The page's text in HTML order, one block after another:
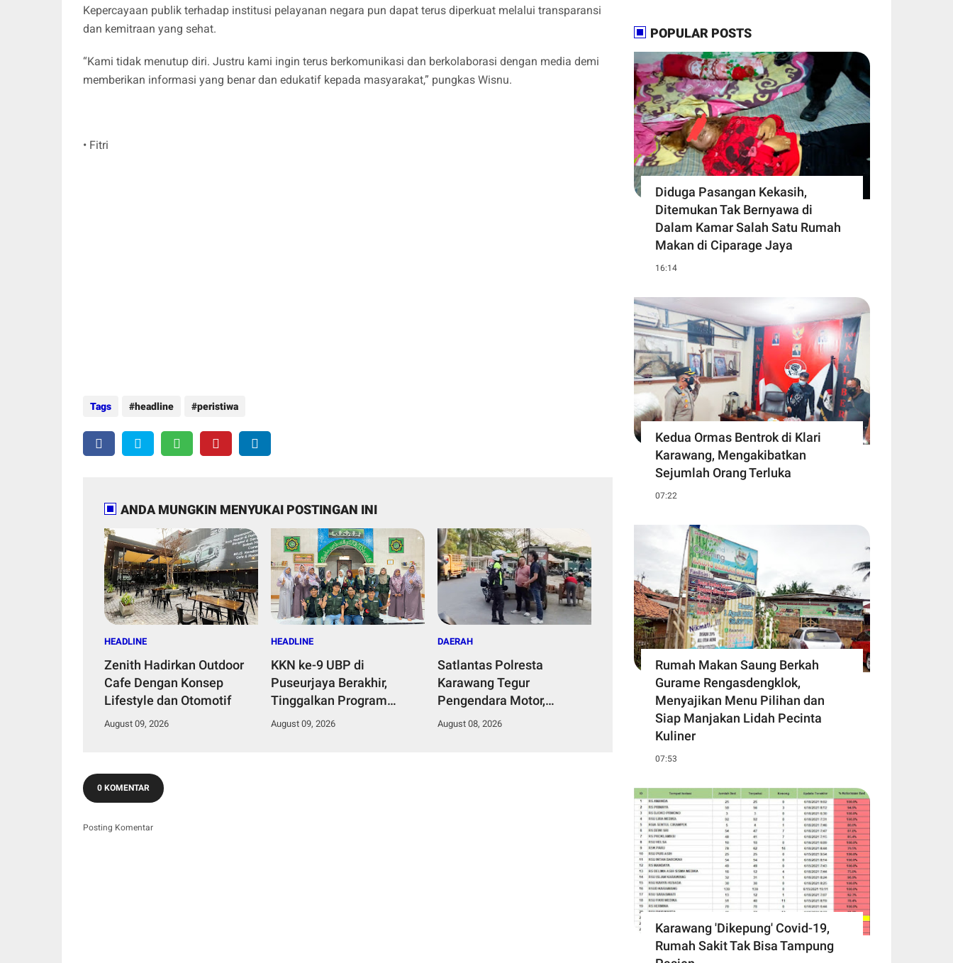
Kepercayaan publik terhadap institusi pelayanan negara pun dapat terus diperkuat melalui transparansi
dan kemitraan yang sehat.
“Kami tidak menutup diri. Justru kami ingin terus berkomunikasi dan berkolaborasi dengan media demi
memberikan informasi yang benar dan edukatif kepada masyarakat,” pungkas Wisnu.
• Fitri
Tags headline peristiwa
ANDA MUNGKIN MENYUKAI POSTINGAN INI
HEADLINE
Zenith Hadirkan Outdoor
Cafe Dengan Konsep
Lifestyle dan Otomotif
August 09, 2026
HEADLINE
KKN ke-9 UBP di
Puseurjaya Berakhir,
Tinggalkan Program
Edukatif dan Manfaat
August 09, 2026
DAERAH
Satlantas Polresta
Karawang Tegur
Pengendara Motor,
Ingatkan Bahaya Ugal-
August 08, 2026
0 KOMENTAR
Posting Komentar
POPULAR POSTS
Diduga Pasangan Kekasih,
Ditemukan Tak Bernyawa di
Dalam Kamar Salah Satu Rumah
Makan di Ciparage Jaya
16:14
Kedua Ormas Bentrok di Klari
Karawang, Mengakibatkan
Sejumlah Orang Terluka
07:22
Rumah Makan Saung Berkah
Gurame Rengasdengklok,
Menyajikan Menu Pilihan dan
Siap Manjakan Lidah Pecinta
Kuliner
07:53
Karawang 'Dikepung' Covid-19,
Rumah Sakit Tak Bisa Tampung